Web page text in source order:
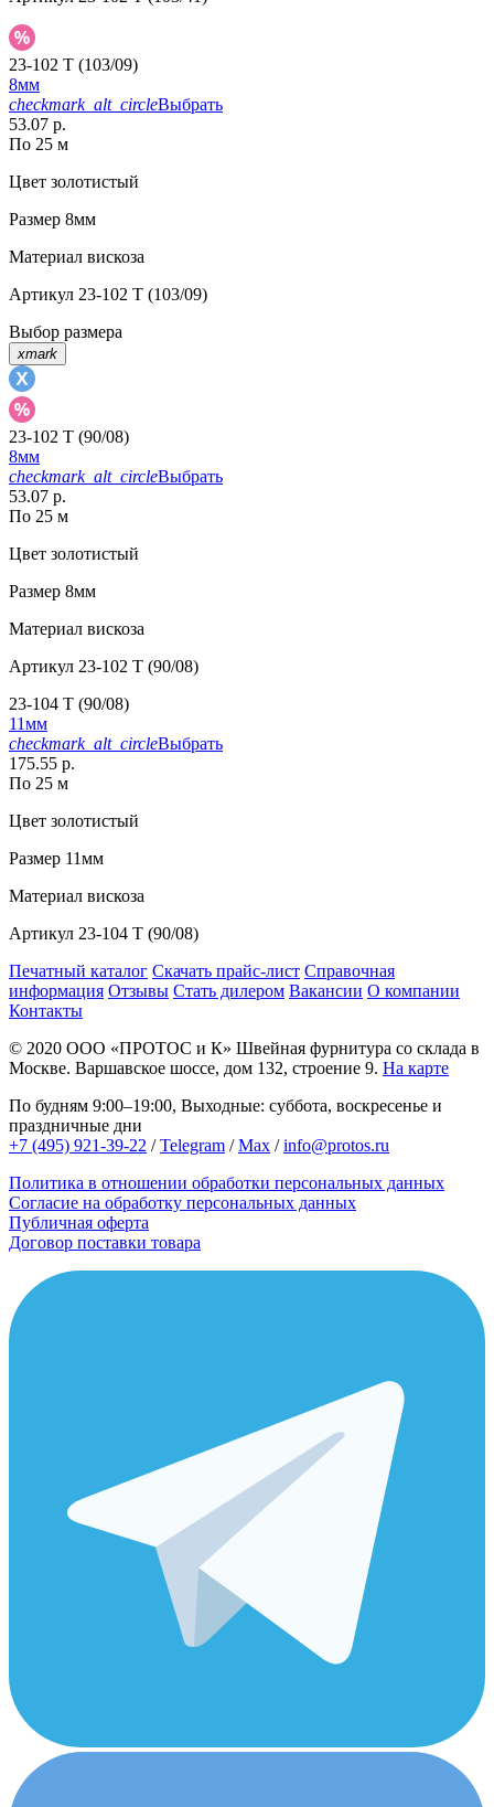
23-102 T (103/09)
8мм
checkmark_alt_circleВыбрать
53.07 р.
По 25 м
Цвет золотистый
Размер 8мм
Материал вискоза
Артикул 23-102 T (103/09)
Выбор размера
xmark
23-102 T (90/08)
8мм
checkmark_alt_circleВыбрать
53.07 р.
По 25 м
Цвет золотистый
Размер 8мм
Материал вискоза
Артикул 23-102 T (90/08)
23-104 T (90/08)
11мм
checkmark_alt_circleВыбрать
175.55 р.
По 25 м
Цвет золотистый
Размер 11мм
Материал вискоза
Артикул 23-104 T (90/08)
Печатный каталог Скачать прайс-лист Справочная
информация Отзывы Стать дилером Вакансии О компании
Контакты
© 2020 ООО «ПРОТОС и К» Швейная фурнитура со склада в
Москве. Варшавское шоссе, дом 132, строение 9. На карте
По будням 9:00–19:00, Выходные: суббота, воскресенье и
праздничные дни
+7 (495) 921-39-22 /Telegram /Max /info@protos.ru
Политика в отношении обработки персональных данных
Согласие на обработку персональных данных
Публичная оферта
Договор поставки товара